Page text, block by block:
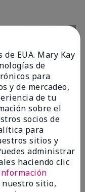
EUA. Mary Kay
de
para
y de mercadeo,
de tu
sobre el
socios de
para
sitios y
administrar
haciendo clic
nuestro sitio,